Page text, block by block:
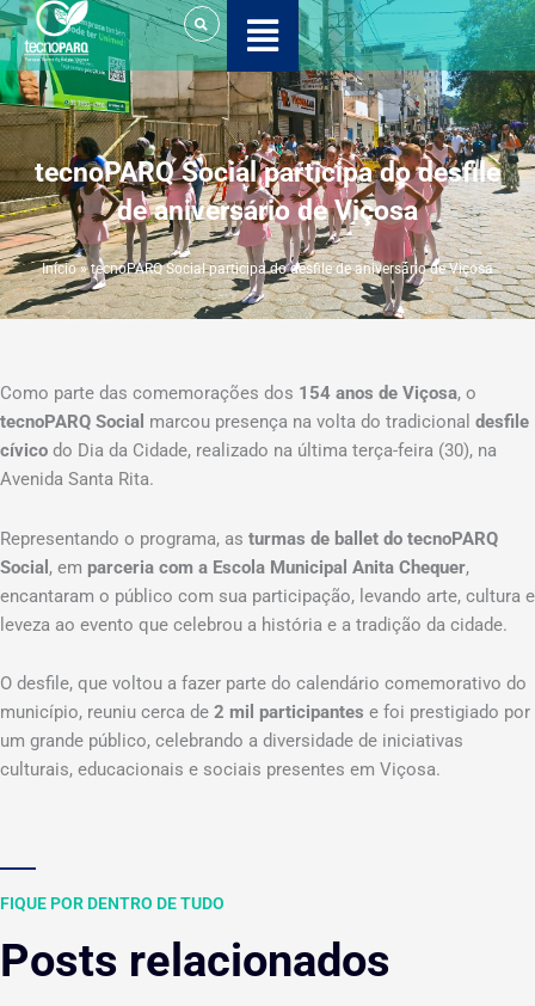
Ir
para
o
conteúdo
tecnoPARQ Social participa do desfile
de aniversário de Viçosa
Início»tecnoPARQ Social participa do desfile de aniversário de Viçosa
Como parte das comemorações dos 154 anos de Viçosa, o
tecnoPARQ Social marcou presença na volta do tradicional desfile
cívico do Dia da Cidade, realizado na última terça-feira (30), na
Avenida Santa Rita.
Representando o programa, as turmas de ballet do tecnoPARQ
Social , em parceria com a Escola Municipal Anita Chequer,
encantaram o público com sua participação, levando arte, cultura e
leveza ao evento que celebrou a história e a tradição da cidade.
O desfile, que voltou a fazer parte do calendário comemorativo do
município, reuniu cerca de 2 mil participantes e foi prestigiado por
um grande público, celebrando a diversidade de iniciativas
culturais, educacionais e sociais presentes em Viçosa.
FIQUE POR DENTRO DE TUDO
Posts relacionados